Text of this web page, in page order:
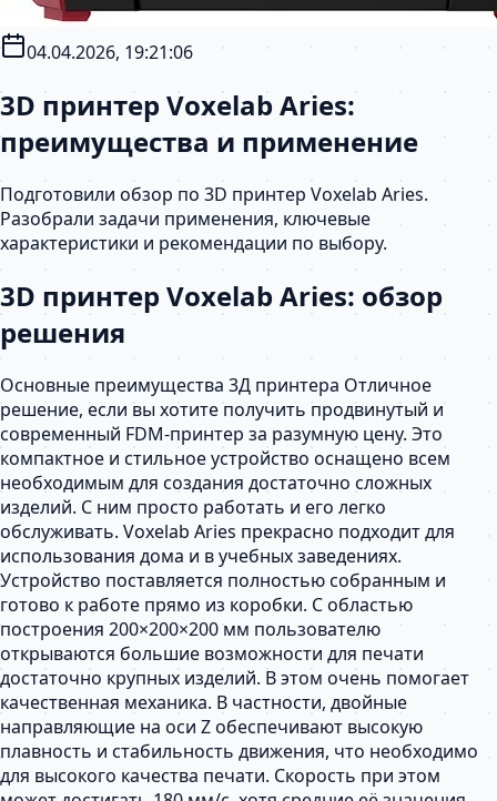
04.04.2026, 19:21:06
3D принтер Voxelab Aries:
преимущества и применение
Подготовили обзор по 3D принтер Voxelab Aries.
Разобрали задачи применения, ключевые
характеристики и рекомендации по выбору.
3D принтер Voxelab Aries: обзор
решения
Основные преимущества 3Д принтера Отличное
решение, если вы хотите получить продвинутый и
современный FDM-принтер за разумную цену. Это
компактное и стильное устройство оснащено всем
необходимым для создания достаточно сложных
изделий. С ним просто работать и его легко
обслуживать. Voxelab Aries прекрасно подходит для
использования дома и в учебных заведениях.
Устройство поставляется полностью собранным и
готово к работе прямо из коробки. С областью
построения 200×200×200 мм пользователю
открываются большие возможности для печати
достаточно крупных изделий. В этом очень помогает
качественная механика. В частности, двойные
направляющие на оси Z обеспечивают высокую
плавность и стабильность движения, что необходимо
для высокого качества печати. Скорость при этом